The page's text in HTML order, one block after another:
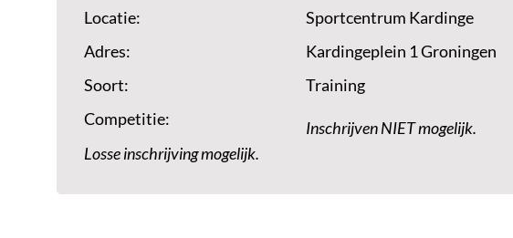
Locatie:
Sportcentrum Kardinge
Adres:
Kardingeplein 1 Groningen
Soort:
Training
Competitie:
Inschrijven NIET mogelijk.
Losse inschrijving mogelijk.